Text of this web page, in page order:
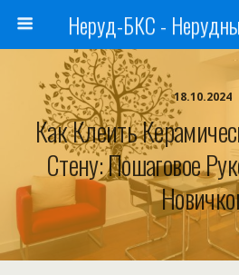
Неруд-БКС -
18.10.2024
Как Клеить
Стену: Пошаговое